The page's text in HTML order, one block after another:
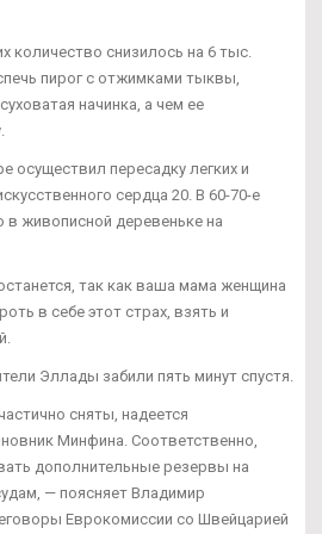
количество снизилось на 6 тыс.
пирог с отжимками тыквы,
начинка, а чем ее
осуществил пересадку легких и
сердца 20. В 60-70-е
живописной деревеньке на
так как ваша мама женщина
в себе этот страх, взять и
Эллады забили пять минут спустя.
сняты, надеется
Минфина. Соответственно,
дополнительные резервы на
— поясняет Владимир
Еврокомиссии со Швейцарией